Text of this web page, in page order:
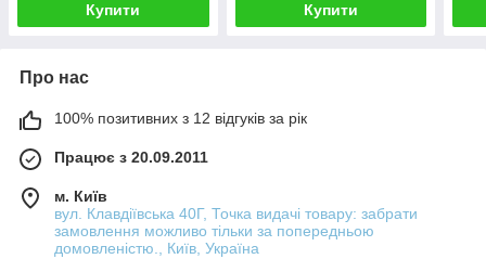
Купити Купити
Про нас
100% позитивних з 12 відгуків за рік
Працює з 20.09.2011
м. Київ
вул. Клавдіївська 40Г, Точка видачі товару: забрати
замовлення можливо тільки за попередньою
домовленістю., Київ, Україна